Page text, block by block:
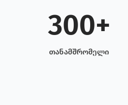
300+
თანამშრომელი